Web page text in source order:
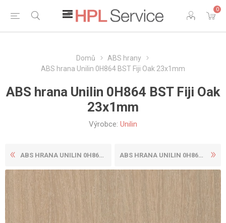
0
Domů
ABS hrany
ABS hrana Unilin 0H864 BST Fiji Oak 23x1mm
ABS hrana Unilin 0H864 BST Fiji Oak
23x1mm
Výrobce: Unilin
ABS HRANA UNILIN 0H863 BST ... ABS HRANA UNILIN 0H864 BST ...